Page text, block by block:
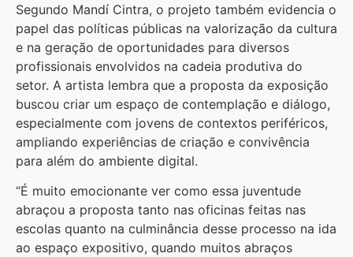
Segundo Mandí Cintra, o projeto também evidencia o
papel das políticas públicas na valorização da cultura
e na geração de oportunidades para diversos
profissionais envolvidos na cadeia produtiva do
setor. A artista lembra que a proposta da exposição
buscou criar um espaço de contemplação e diálogo,
especialmente com jovens de contextos periféricos,
ampliando experiências de criação e convivência
para além do ambiente digital.
“É muito emocionante ver como essa juventude
abraçou a proposta tanto nas oficinas feitas nas
escolas quanto na culminância desse processo na ida
ao espaço expositivo, quando muitos abraços